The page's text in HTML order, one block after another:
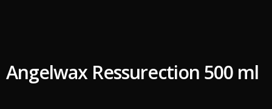
Angelwax Ressurection 500 ml